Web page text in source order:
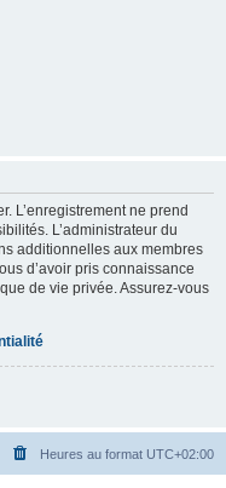
L’enregistrement ne prend
L’administrateur du
additionnelles aux membres
d’avoir pris connaissance
de vie privée. Assurez-vous
Heures au format UTC+02:00